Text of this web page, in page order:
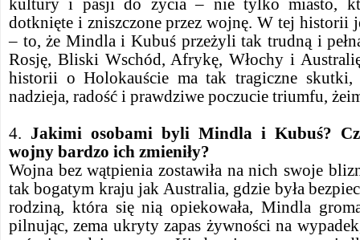
kultury i pasji do życia – nie tylko miasto,
dotknięte i zniszczone przez wojnę. W tej historii
– to, że Mindla i Kubuś przeżyli tak trudną i
Rosję, Bliski Wschód, Afrykę, Włochy i
historii o Holokauście ma tak tragiczne
nadzieja, radość i prawdziwe poczucie triumfu,
4. Jakimi osobami byli Mindla i Kubuś?
wojny bardzo ich zmieniły?
Wojna bez wątpienia zostawiła na nich swoje
tak bogatym kraju jak Australia, gdzie była
rodziną, która się nią opiekowała, Mindla
pilnując, zema ukryty zapas żywności na